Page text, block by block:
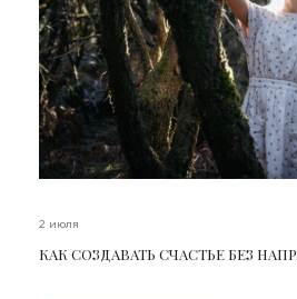
2 июля
КАК СОЗДАВАТЬ СЧАСТЬЕ БЕЗ